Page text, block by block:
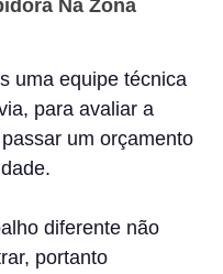
Na Zona
uma equipe técnica
para avaliar a
um orçamento
diferente não
portanto